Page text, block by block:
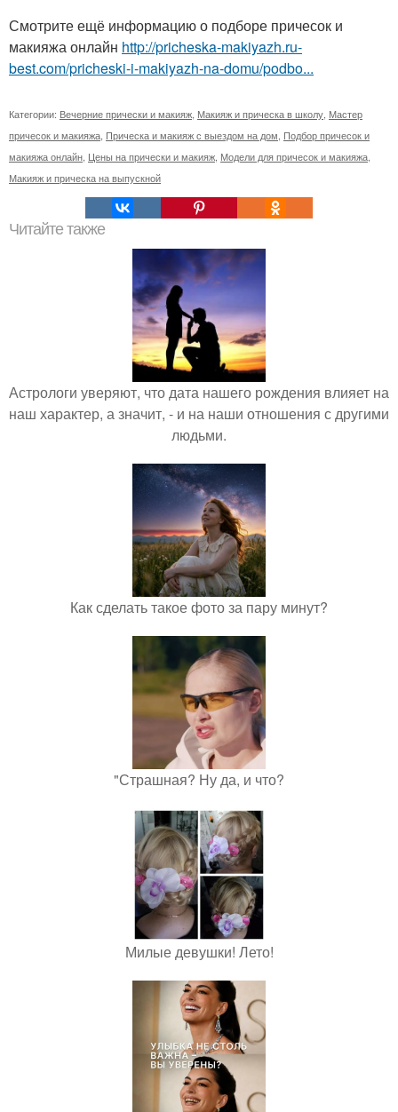
Смотрите ещё информацию о подборе причесок и
макияжа онлайн http://pricheska-makiyazh.ru-
best.com/pricheski-i-makiyazh-na-domu/podbo...
Категории: Вечерние прически и макияж Макияж и прическа в школу Мастер
причесок и макияжа Прическа и макияж с выездом на дом Подбор причесок и
макияжа онлайн Цены на прически и макияж Модели для причесок и макияжа
Макияж и прическа на выпускной
Читайте также
Астрологи уверяют, что дата нашего рождения влияет на
наш характер, а значит, - и на наши отношения с другими
людьми.
Как сделать такое фото за пару минут?
"Страшная? Ну да, и что?
Милые девушки! Лето!